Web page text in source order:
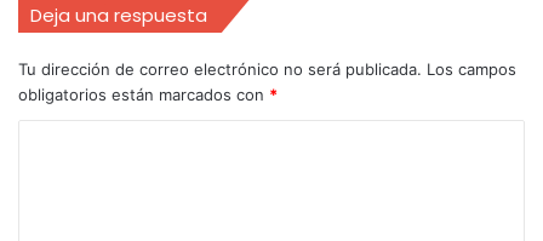
Deja una respuesta
Tu dirección de correo electrónico no será publicada. Los campos
obligatorios están marcados con *